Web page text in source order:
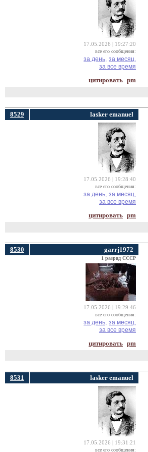
17.05.2026 | 19:27:20
все его сообщения:
за день, за месяц,
за все время
цитировать pm
8529 lasker emanuel
17.05.2026 | 19:28:40
все его сообщения:
за день, за месяц,
за все время
цитировать pm
8530 garrj1972
1 разряд СССР
17.05.2026 | 19:29:46
все его сообщения:
за день, за месяц,
за все время
цитировать pm
8531 lasker emanuel
17.05.2026 | 19:31:21
все его сообщения: